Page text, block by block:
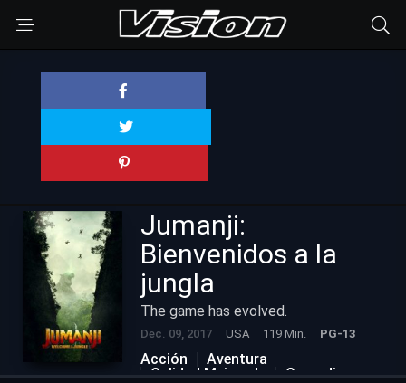
Jumanji:
Bienvenidos a la
jungla
The game has evolved.
Dec. 09, 2017 USA 119 Min. PG-13
Acción
Aventura
Calidad Mejorada
Comedia